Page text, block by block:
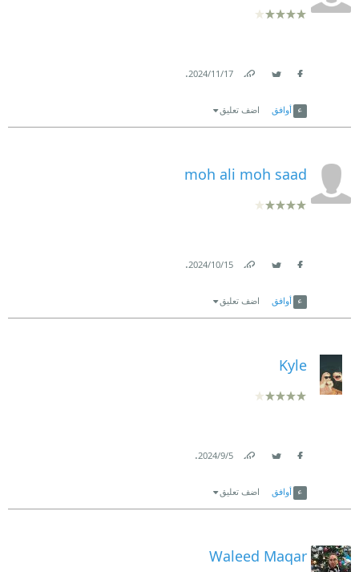
17‏/11‏/2024
.
أوافق اضف تعليق
moh ali moh saad
15‏/10‏/2024
.
أوافق اضف تعليق
Kyle
5‏/9‏/2024
.
أوافق اضف تعليق
Waleed Maqar